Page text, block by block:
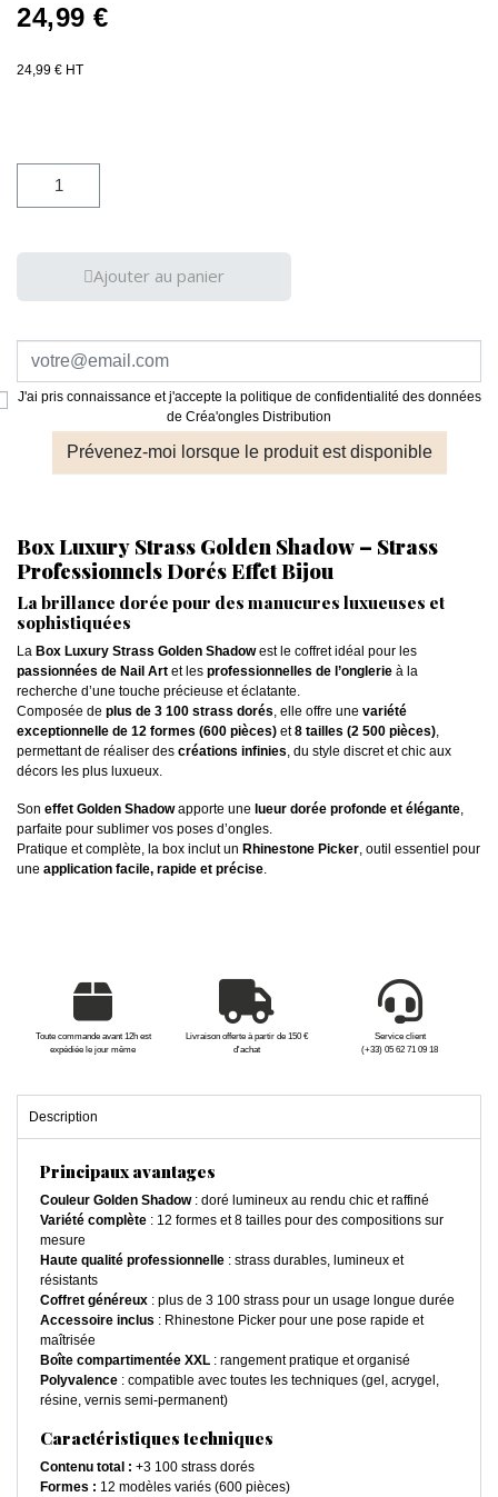
24,99 €
24,99 € HT
Ajouter au panier
J'ai pris connaissance et j'accepte la politique de confidentialité des données
de Créa'ongles Distribution
Prévenez-moi lorsque le produit est disponible
Box Luxury Strass Golden Shadow – Strass
Professionnels Dorés Effet Bijou
La brillance dorée pour des manucures luxueuses et
sophistiquées
La Box Luxury Strass Golden Shadowest le coffret idéal pour les
passionnées de Nail Art et les professionnelles de l’onglerie à la
recherche d’une touche précieuse et éclatante.
Composée de plus de 3 100 strass dorés, elle offre une variété
exceptionnelle de 12 formes (600 pièces) et8 tailles (2 500 pièces),
permettant de réaliser des créations infinies, du style discret et chic aux
décors les plus luxueux.
Son effet Golden Shadowapporte une lueur dorée profonde et élégante,
parfaite pour sublimer vos poses d’ongles.
Pratique et complète, la box inclut un Rhinestone Picker, outil essentiel pour
une application facile, rapide et précise.
Toute commande avant 12h est
expédiée le jour même
Livraison offerte à partir de 150 €
d'achat
Service client
(+33) 05 62 71 09 18
Description
Principaux avantages
Couleur Golden Shadow: doré lumineux au rendu chic et raffiné
Variété complète : 12 formes et 8 tailles pour des compositions sur
mesure
Haute qualité professionnelle : strass durables, lumineux et
résistants
Coffret généreux : plus de 3 100 strass pour un usage longue durée
Accessoire inclus : Rhinestone Picker pour une pose rapide et
maîtrisée
Boîte compartimentée XXL : rangement pratique et organisé
Polyvalence : compatible avec toutes les techniques (gel, acrygel,
résine, vernis semi-permanent)
Caractéristiques techniques
Contenu total : +3 100 strass dorés
Formes : 12 modèles variés (600 pièces)